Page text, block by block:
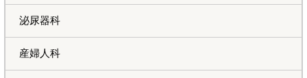
泌尿器科
産婦人科